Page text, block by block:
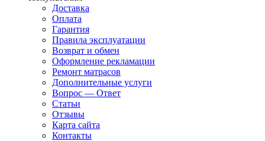
Доставка
Оплата
Гарантия
Правила эксплуатации
Возврат и обмен
Оформление рекламации
Ремонт матрасов
Дополнительные услуги
Вопрос — Ответ
Статьи
Отзывы
Карта сайта
Контакты